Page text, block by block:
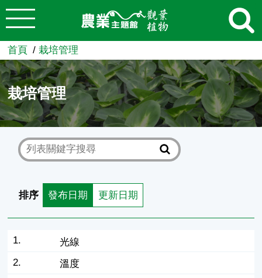
跳到主要內容
農業知識入口網
首頁 栽培管理
栽培管理
排序 發布日期 更新日期
1.
光線
2.
溫度